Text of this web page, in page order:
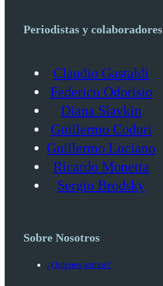
Periodistas y colaboradores
Claudio Gastaldi
Federico Odorisio
Diana Slavkin
Guillermo Coduri
Guillermo Luciano
Ricardo Monetta
Sergio Brodsky
Sobre Nosotros
¿Quienes somos?